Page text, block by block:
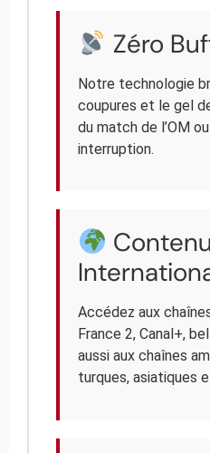
Zéro
Notre technologie
coupures et le gel
du match de l’OM
interruption.
Contenu
Accédez aux
France 2, Canal+,
aussi aux chaînes
turques, asiatiques